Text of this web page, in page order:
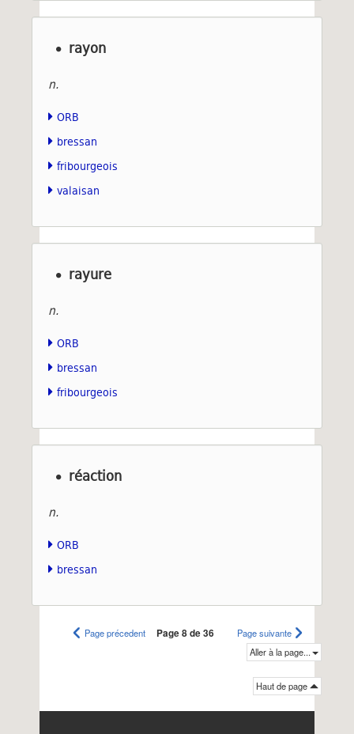
rayon
n.
ORB
bressan
fribourgeois
valaisan
rayure
n.
ORB
bressan
fribourgeois
réaction
n.
ORB
bressan
Page précedent Page 8 de 36
Page suivante
Aller à la page...
Haut de page